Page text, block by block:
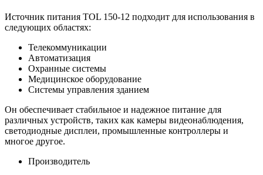
Источник питания TOL 150-12 подходит для использования в
следующих областях:
Телекоммуникации
Автоматизация
Охранные системы
Медицинское оборудование
Системы управления зданием
Он обеспечивает стабильное и надежное питание для
различных устройств, таких как камеры видеонаблюдения,
светодиодные дисплеи, промышленные контроллеры и
многое другое.
Производитель